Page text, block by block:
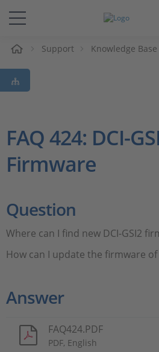
Lösungen & Produkte
Support
Magazin
Karriere
Support Knowledge Base
FAQ 424: DCI-
Firmware
Question
Where can I find new DCI-GSI2
How can I update the firmware of
Answer
FAQ424.PDF
PDF, English